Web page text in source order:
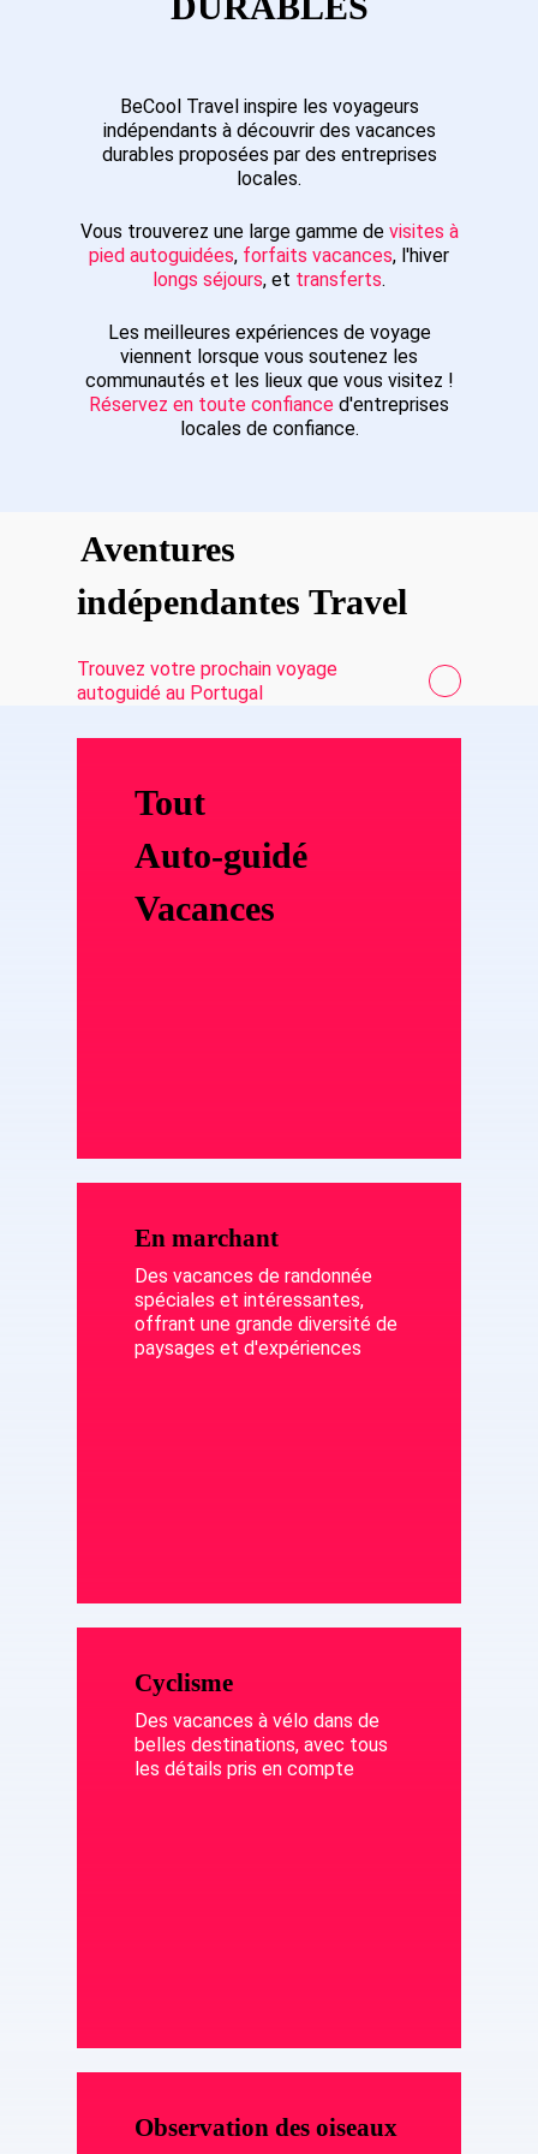
BeCool Travel inspire les voyageurs
indépendants à découvrir des vacances
durables proposées par des entreprises
locales.
Vous trouverez une large gamme de visites à
pied autoguidées, forfaits vacances, l'hiver
longs séjours, et transferts.
Les meilleures expériences de voyage
viennent lorsque vous soutenez les
communautés et les lieux que vous visitez !
Réservez en toute confiance d'entreprises
locales de confiance.
Aventures
indépendantes Travel
Trouvez votre prochain voyage
autoguidé au Portugal
Tout
Auto-guidé
Vacances
En marchant
Des vacances de randonnée
spéciales et intéressantes,
offrant une grande diversité de
paysages et d'expériences
Cyclisme
Des vacances à vélo dans de
belles destinations, avec tous
les détails pris en compte
Observation des oiseaux